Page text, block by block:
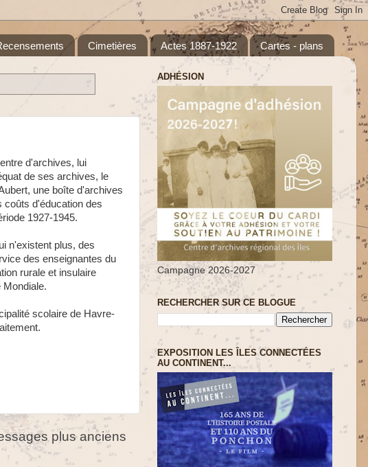
Cimetières Actes 1887-1922 Cartes - plans
d'archives, lui
de ses archives, le
une boîte d'archives
coûts d'éducation des
1927-1945.
n'existent plus, des
des enseignantes du
rurale et insulaire
scolaire de Havre-
plus anciens
ADHÉSION
Campagne 2026-2027
RECHERCHER SUR CE BLOGUE
EXPOSITION LES ÎLES CONNECTÉES
AU CONTINENT...